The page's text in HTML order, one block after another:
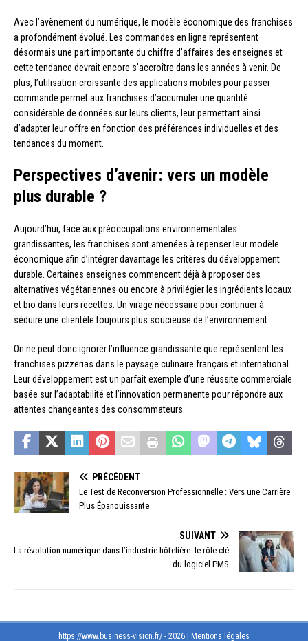
Avec l’avènement du numérique, le modèle économique des franchises
a profondément évolué. Les commandes en ligne représentent
désormais une part importante du chiffre d’affaires des enseignes et
cette tendance devrait encore s’accroître dans les années à venir. De
plus, l’utilisation croissante des applications mobiles pour passer
commande permet aux franchises d’accumuler une quantité
considérable de données sur leurs clients, leur permettant ainsi
d’adapter leur offre en fonction des préférences individuelles et des
tendances du moment.
Perspectives d’avenir: vers un modèle
plus durable ?
Aujourd’hui, face aux préoccupations environnementales
grandissantes, les franchises sont amenées à repenser leur modèle
économique afin d’intégrer davantage les critères du développement
durable. Certaines enseignes commencent déjà à proposer des
alternatives végétariennes ou encore à privilégier les ingrédients locaux
et bio dans leurs recettes. Un virage nécessaire pour continuer à
séduire une clientèle toujours plus soucieuse de l’environnement.
On ne peut donc ignorer l’influence grandissante que représentent les
franchises pizzerias dans le paysage culinaire français et international.
Leur développement est un parfait exemple d’une réussite commerciale
basée sur l’adaptabilité et l’innovation permanente pour répondre aux
attentes changeantes des consommateurs.
PRÉCÉDENT
Le Test de Reconversion Professionnelle : Vers une Carrière
Plus Épanouissante
SUIVANT
La révolution numérique dans l’industrie hôtelière: le rôle clé
du logiciel PMS
https://www.business-vision.fr/ - 2026 | Mentions légales